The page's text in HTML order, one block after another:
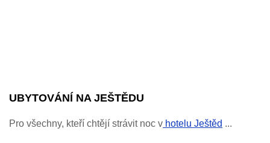
UBYTOVÁNÍ NA JEŠTĚDU
Pro všechny, kteří chtějí strávit noc v hotelu Ještěd ...